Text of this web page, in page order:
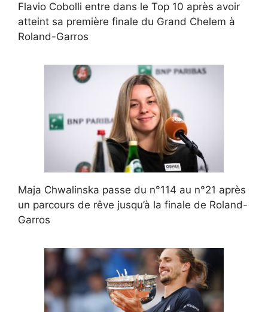
Flavio Cobolli entre dans le Top 10 après avoir
atteint sa première finale du Grand Chelem à
Roland-Garros
Maja Chwalinska passe du n°114 au n°21 après
un parcours de rêve jusqu’à la finale de Roland-
Garros